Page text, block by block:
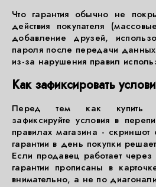
Что гарантия обычно не
действия покупателя
добавление друзей,
пароля после передачи
из-за нарушения правил
Как зафиксировать
Перед тем как купить
зафиксируйте условия в
правилах магазина - скриншот
гарантии в день покупки
Если продавец работает через
гарантии прописаны в
внимательно, а не по